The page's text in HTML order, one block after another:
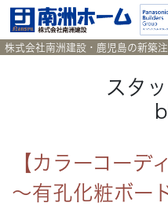
HOME
株式会社南洲建設・鹿児島の新築
スタ
【カラーコーデ
～有孔化粧ボー